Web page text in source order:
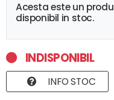
Acesta este un
disponibil in stoc.
INDISPONIBIL
INFO STOC